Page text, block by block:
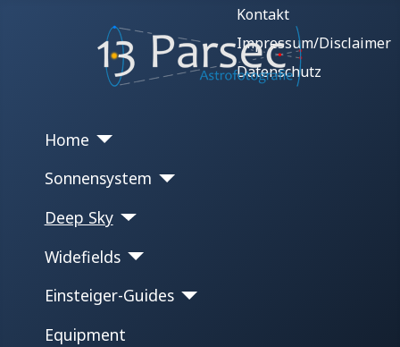
Kontakt
Impressum/Disclaimer
Datenschutz
Home
Sonnensystem
Deep Sky
Widefields
Einsteiger-Guides
Equipment